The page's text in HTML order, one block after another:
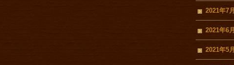
2021年7月
2021年6月
2021年5月